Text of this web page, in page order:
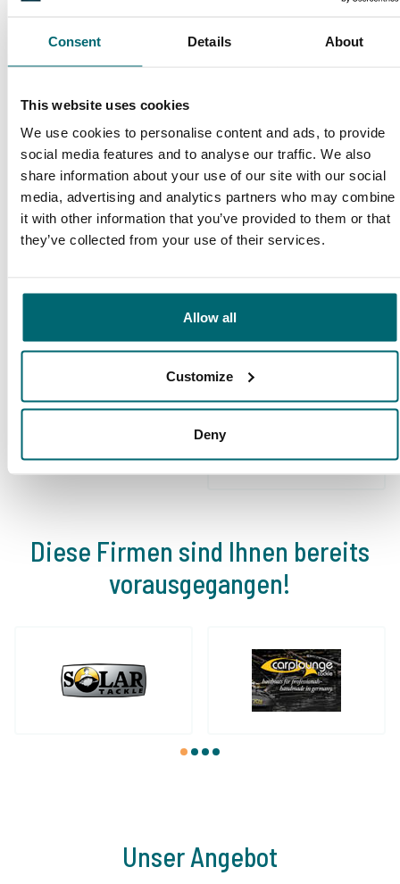
Consent Details About
This website uses cookies
We use cookies to personalise content and ads, to provide
social media features and to analyse our traffic. We also
share information about your use of our site with our social
media, advertising and analytics partners who may combine
it with other information that you’ve provided to them or that
they’ve collected from your use of their services.
Allow all
Customize
Deny
9/10
Große Auswahl an 1A
Schon 152.908
Von und für
Diese Firmen sind Ihnen bereits
vorausgegangen!
1 2 3 4
Unser Angebot